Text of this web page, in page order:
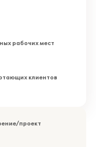
рабочих мест
клиентов
проект